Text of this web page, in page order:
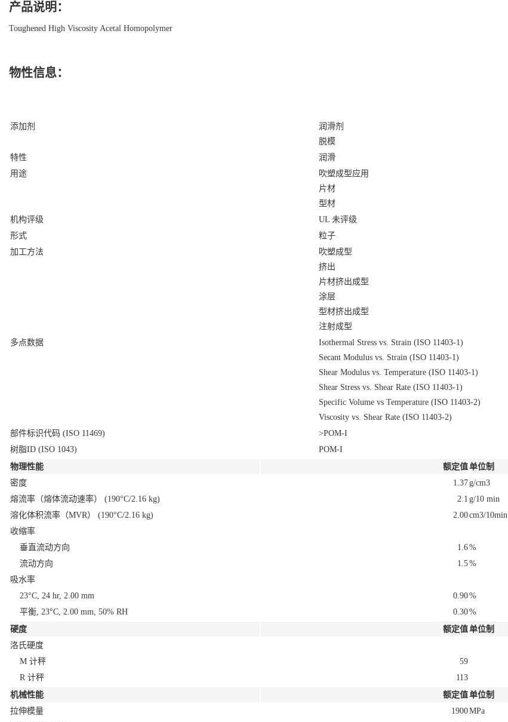
产品说明：
Toughened High Viscosity Acetal Homopolymer
物性信息：
添加剂
润滑剂
脱模
特性
润滑
用途
吹塑成型应用
片材
型材
机构评级
UL 未评级
形式
粒子
加工方法
吹塑成型
挤出
片材挤出成型
涂层
型材挤出成型
注射成型
多点数据
Isothermal Stress vs. Strain (ISO 11403-1)
Secant Modulus vs. Strain (ISO 11403-1)
Shear Modulus vs. Temperature (ISO 11403-1)
Shear Stress vs. Shear Rate (ISO 11403-1)
Specific Volume vs Temperature (ISO 11403-2)
Viscosity vs. Shear Rate (ISO 11403-2)
部件标识代码 (ISO 11469)
>POM-I
树脂ID (ISO 1043)
POM-I
物理性能
额定值单位制
密度
1.37g/cm3
熔流率（熔体流动速率） (190°C/2.16 kg) 2.1 g/10 min
溶化体积流率（MVR） (190°C/2.16 kg) 2.00cm3/10min
收缩率
垂直流动方向
1.6%
流动方向
1.5%
吸水率
23°C, 24 hr, 2.00 mm
0.90%
平衡, 23°C, 2.00 mm, 50% RH
0.30%
硬度
额定值单位制
洛氏硬度
M 计秤
59
R 计秤
113
机械性能
额定值单位制
拉伸模量
1900MPa